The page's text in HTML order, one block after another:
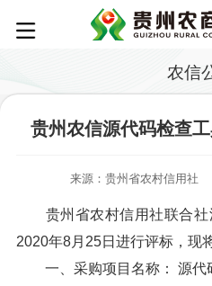
农信
贵州农信源代码检查
来源：贵州省农村信用社
贵州省农村信用社联合社
2020年8月25日进行评标，现
一、采购项目名称： 源代